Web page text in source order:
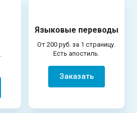
Языковые переводы
От 200 руб. за 1 страницу.
Есть апостиль.
Заказать